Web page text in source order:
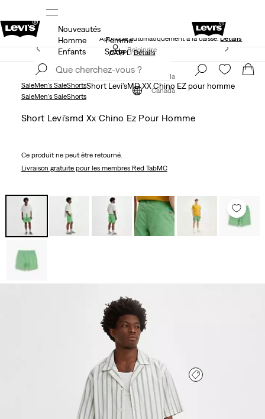
40 % DE RABAIS ADDITIONNEL SUR LES SOLDES.
Appliqué automatiquement à la caisse.Détails
Rejoindre
Canada
Nouveautés
Homme
Femme
Enfants
Solde
LE MEILLEUR DE LEVI'SMD – MAINTENANT DANS
L’APPLIDétails
maintenant
Canada
SaleMen's SaleShortsShort Levi’sMD XX Chino EZ pour homme
SaleMen's SaleShorts
Short Levi’smd Xx Chino Ez Pour Homme
Ce produit ne peut être retourné.
Livraison gratuitepour les membres Red TabMC